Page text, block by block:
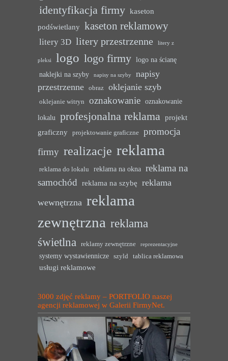
identyfikacja firmy kaseton
podświetlany kaseton reklamowy
litery 3D litery przestrzenne litery z
pleksi logo logo firmy logo na ścianę
naklejki na szyby
napisy na szyby
napisy
przestrzenne
obraz oklejanie szyb
oklejanie witryn oznakowanie oznakowanie
lokalu profesjonalna reklama projekt
graficzny
projektowanie graficzne
promocja
firmy realizacje reklama
reklama do lokalu reklama na okna reklama na
samochód reklama na szybę reklama
wewnętrzna reklama
zewnętrzna reklama
świetlna
reklamy zewnętrzne reprezentacyjne
systemy wystawiennicze szyld tablica reklamowa
usługi reklamowe
3000 zdjęć reklamy – PORTFOLIO naszej
agencji reklamowej w Galerii FirmyNet.